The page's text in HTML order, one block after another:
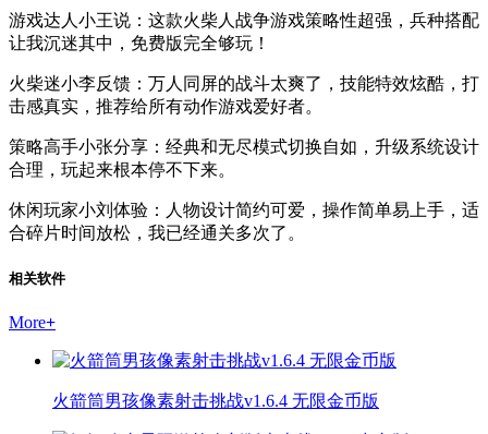
游戏达人小王说：这款火柴人战争游戏策略性超强，兵种搭配
让我沉迷其中，免费版完全够玩！
火柴迷小李反馈：万人同屏的战斗太爽了，技能特效炫酷，打
击感真实，推荐给所有动作游戏爱好者。
策略高手小张分享：经典和无尽模式切换自如，升级系统设计
合理，玩起来根本停不下来。
休闲玩家小刘体验：人物设计简约可爱，操作简单易上手，适
合碎片时间放松，我已经通关多次了。
相关软件
More+
火箭筒男孩像素射击挑战v1.6.4 无限金币版